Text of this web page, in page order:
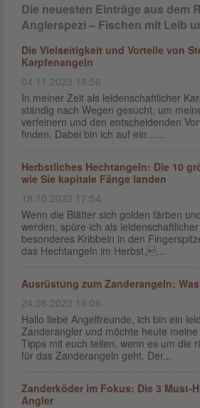
Die neuesten Einträge aus dem
Anglerspezi – Fischen mit Leib
Die Vielseitigkeit und Vorteile von
Karpfenangeln
04.11.2023 18:56
In meiner Zeit als leidenschaftlicher
ständig nach Wegen gesucht, um
verfeinern und den entscheidenden
finden. Dabei bin ich auf ein…...
Herbstliches Hechtangeln: Die 10
wie Sie kapitale Fänge landen
18.10.2023 17:54
Wenn die Blätter sich golden färben
werden, spüre ich als
besonderes Kribbeln in den
das Hechtangeln im Herbst....
Ausrüstung zum Zanderangeln:
24.08.2023 16:06
Hallo liebe Angelfreunde, ich bin ein
Zanderangler und möchte heute
Tipps mit euch teilen, wenn es um die
für das Zanderangeln geht. Der...
Zanderköder im Fokus: Die 3 Must-
Angler